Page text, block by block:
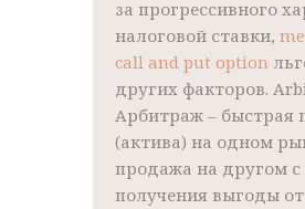
за прогрессивного
налоговой ставки,
call and put option
других факторов.
Арбитраж – быстрая
(актива) на одном
продажа на другом
получения выгоды от